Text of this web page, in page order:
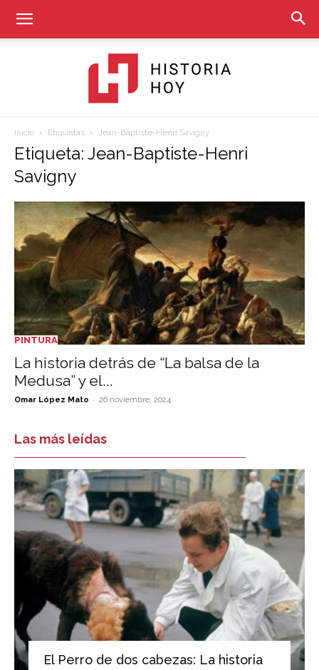
Historia
Hoy
Inicio Etiquetas Jean-Baptiste-Henri Savigny
Etiqueta: Jean-Baptiste-Henri
Savigny
PINTURA
La historia detrás de “La balsa de la
Medusa” y el...
Omar López Mato - 26 noviembre, 2024
Las más leídas
El Perro de dos cabezas: La historia